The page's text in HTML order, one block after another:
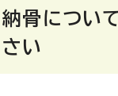
納骨につい
さい